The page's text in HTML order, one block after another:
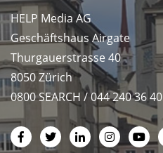
HELP Media AG
Geschäftshaus Airgate
Thurgauerstrasse 40
8050 Zürich
0800 SEARCH / 044 240 36 40